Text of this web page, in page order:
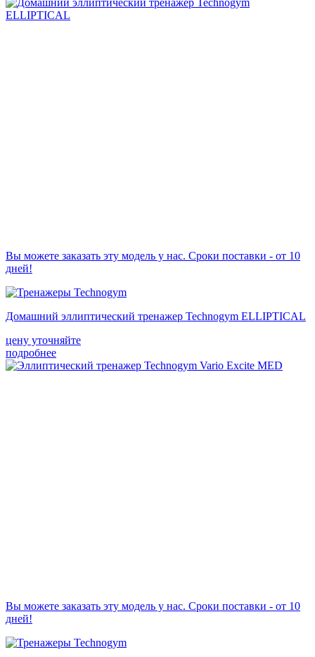
Вы можете заказать эту модель у нас. Сроки поставки - от 10
дней!
Домашний эллиптический тренажер Technogym ELLIPTICAL
цену уточняйте
подробнее
Вы можете заказать эту модель у нас. Сроки поставки - от 10
дней!